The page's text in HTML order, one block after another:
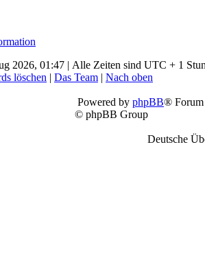
2026, 01:47 | Alle Zeiten sind UTC + 1
löschen | Das Team | Nach oben
Powered by phpBB® Forum
© phpBB Group
Deutsche